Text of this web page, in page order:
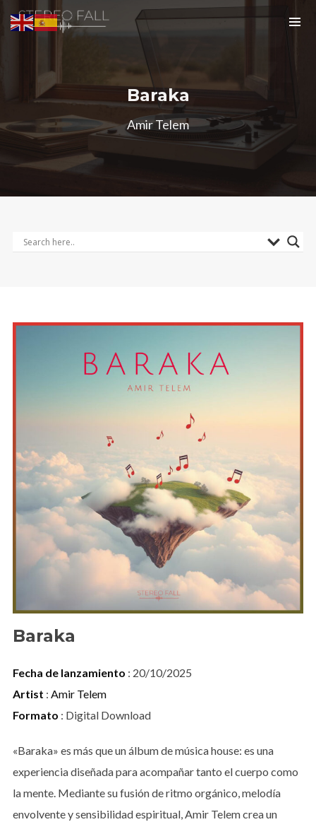
Baraka
Amir Telem
Baraka
Fecha de lanzamiento : 20/10/2025
Artist : Amir Telem
Formato : Digital Download
«Baraka» es más que un álbum de música house: es una
experiencia diseñada para acompañar tanto el cuerpo como
la mente. Mediante su fusión de ritmo orgánico, melodía
envolvente y sensibilidad espiritual, Amir Telem crea un